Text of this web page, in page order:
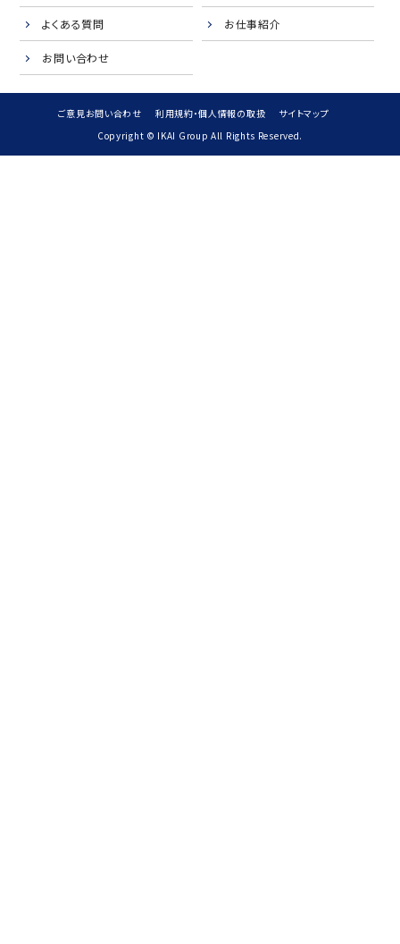
よくある質問 お仕事紹介
お問い合わせ
ご意見お問い合わせ 利用規約・個人情報の取扱
サイトマップ
Copyright © IKAI Group All Rights Reserved.